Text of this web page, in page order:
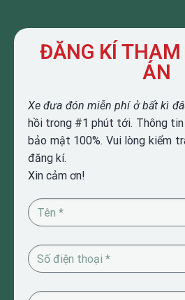
ĐĂNG KÍ THAM
ÁN
Xe đưa đón miễn phí ở bất kì
hồi trong #1 phút tới. Thông tin
bảo mật 100%. Vui lòng kiểm
đăng kí.
Xin cảm ơn!